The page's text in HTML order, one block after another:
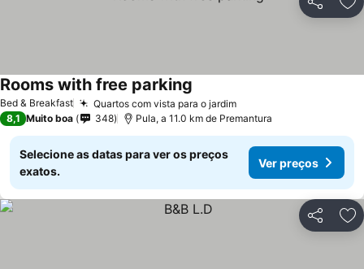
Partilhar
Bed & Breakfast Quartos com vista para o jardim
Rooms with free parking
8,1 Muito boa 348 Pula, a 11.0 km de Premantura
Selecione as datas para ver os preços
exatos.
Ver preços
Partilhar